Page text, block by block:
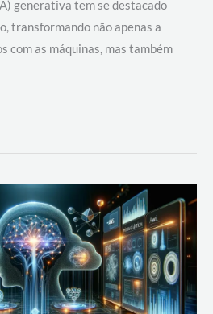
generativa tem se destacado
transformando não apenas a
com as máquinas, mas também